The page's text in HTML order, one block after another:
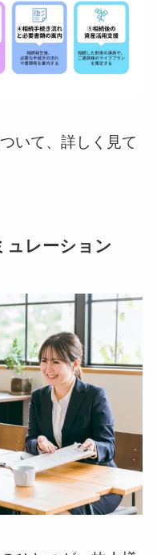
いて、詳しく見て
ュレーション